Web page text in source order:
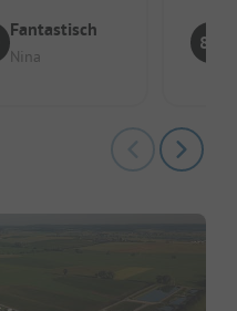
Fantastisch
Nina
8.4